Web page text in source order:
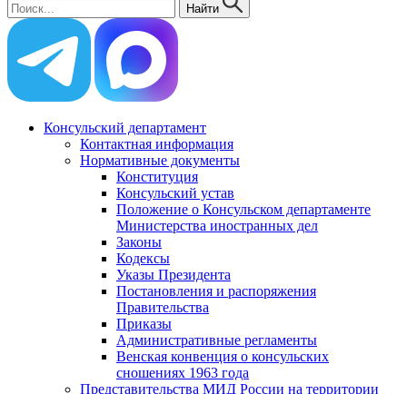
Найти
Консульский департамент
Контактная информация
Нормативные документы
Конституция
Консульский устав
Положение о Консульском департаменте
Министерства иностранных дел
Законы
Кодексы
Указы Президента
Постановления и распоряжения
Правительства
Приказы
Административные регламенты
Венская конвенция о консульских
сношениях 1963 года
Представительства МИД России на территории